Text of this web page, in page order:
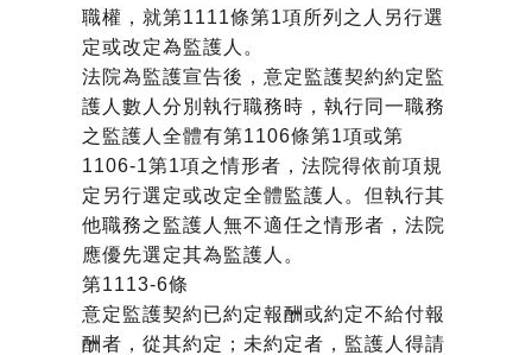
職權，就第1111條第1項所列之人另行選
定或改定為監護人。
法院為監護宣告後，意定監護契約約定監
護人數人分別執行職務時，執行同一職務
之監護人全體有第1106條第1項或第
1106-1第1項之情形者，法院得依前項規
定另行選定或改定全體監護人。但執行其
他職務之監護人無不適任之情形者，法院
應優先選定其為監護人。
第1113-6條
意定監護契約已約定報酬或約定不給付報
酬者，從其約定；未約定者，監護人得請